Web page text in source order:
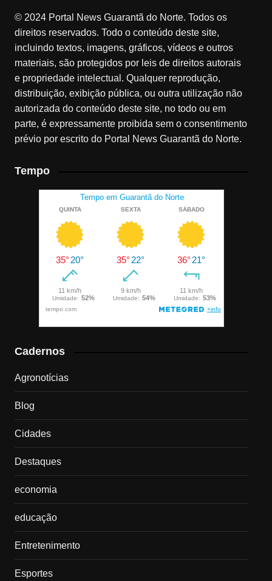
© 2024 Portal News Guarantã do Norte. Todos os
direitos reservados. Todo o conteúdo deste site,
incluindo textos, imagens, gráficos, vídeos e outros
materiais, são protegidos por leis de direitos autorais
e propriedade intelectual. Qualquer reprodução,
distribuição, exibição pública, ou outra utilização não
autorizada do conteúdo deste site, no todo ou em
parte, é expressamente proibida sem o consentimento
prévio por escrito do Portal News Guarantã do Norte.
Tempo
Cadernos
Agronotícias
Blog
Cidades
Destaques
economia
educação
Entretenimento
Esportes